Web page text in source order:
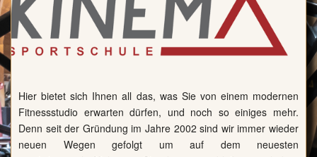
Hier bietet sich Ihnen all das, was Sie von einem modernen
Fitnessstudio erwarten dürfen, und noch so einiges mehr.
Denn seit der Gründung im Jahre 2002 sind wir immer wieder
neuen Wegen gefolgt um auf dem neuesten